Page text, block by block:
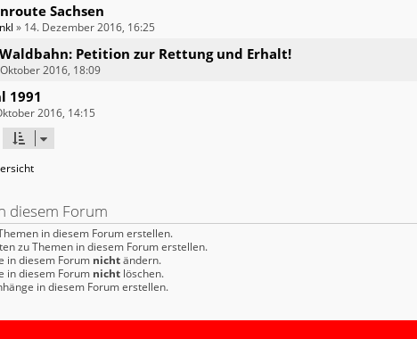
Sachsen
» 14. Dezember 2016, 16:25
Petition zur Rettung und Erhalt!
2016, 18:09
1991
2016, 14:15
diesem Forum
in diesem Forum erstellen.
zu Themen in diesem Forum erstellen.
in diesem Forum nichtändern.
in diesem Forum nicht löschen.
in diesem Forum erstellen.